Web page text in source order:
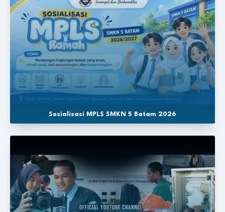
Sosialisasi MPLS SMKN 5 Batam 2026